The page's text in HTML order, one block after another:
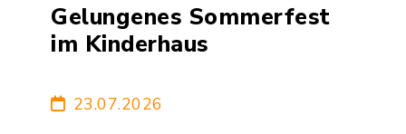
Gelungenes Sommerfest
im Kinderhaus
23.07.2026